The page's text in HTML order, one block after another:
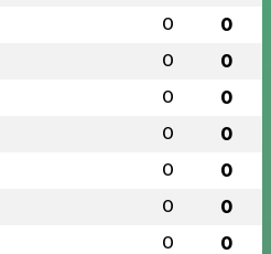
0 0
0 0
0 0
0 0
0 0
0 0
0 0